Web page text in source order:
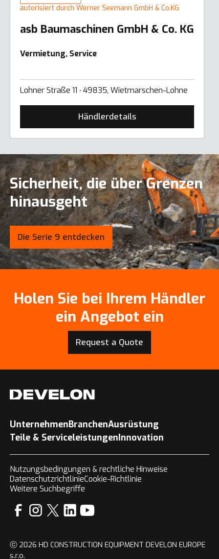
autorisiert durch Werner Seemann GmbH & Co.KG
asb Baumaschinen GmbH & Co. KG
Vermietung, Service
Lohner Straße 11 ∙ 49835, Wietmarschen-Lohne
Händlerdetails
Sicherheit, die über Grenzen
hinausgeht
Die Serie 9 entdecken
Holen Sie bei Ihrem Händler
ein Angebot ein
Request a Quote
UnternehmenBranchenAusrüstung
Teile & ServiceleistungenInnovation
Nutzungsbedingungen & rechtliche Hinweise
DatenschutzrichtlinieCookie-Richtlinie
Weitere Suchbegriffe
ⓒ 2026 HD CONSTRUCTION EQUIPMENT DEVELON EUROPE
s.r.o.